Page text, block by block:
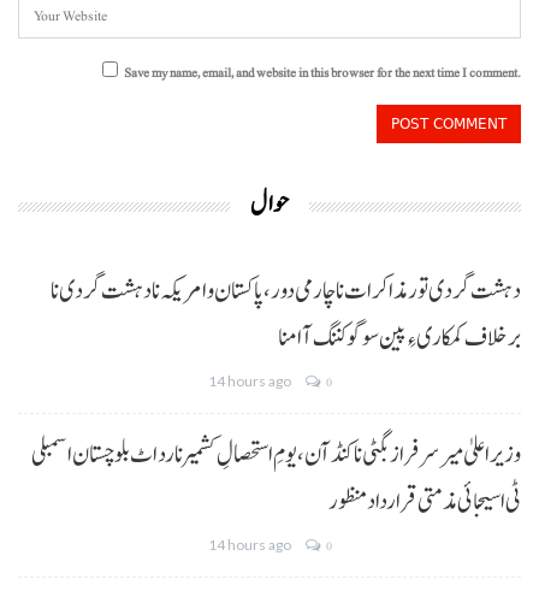
Save my name, email, and website in this browser for the next time I comment.
حوال
دہشت گردی تور مذاکرات نا چارمی دور،پاکستان و امریکہ نا دہشت گردی نا
برخلاف کمکاری ءِ پین سوگو کننگ آ امنا
14 hours ago 0
وزیراعلیٰ میر سرفراز بگٹی نا کنڈ آن،یومِ استحصالِ کشمیر نا رد اٹ بلوچستان اسمبلی
ٹی اسیجائی مذمتی قرارداد منظور
14 hours ago 0